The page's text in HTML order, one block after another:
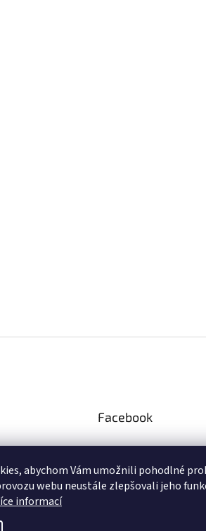
abychom Vám umožnili pohodlné
webu neustále zlepšovali jeho
informací
Facebook